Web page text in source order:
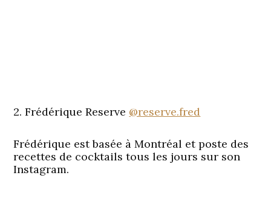
2. Frédérique Reserve @reserve.fred
Frédérique est basée à Montréal et poste des
recettes de cocktails tous les jours sur son
Instagram.